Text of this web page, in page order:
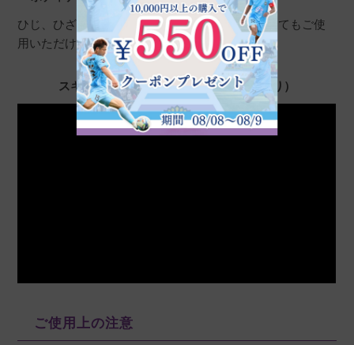
ひじ、ひざ、かかと、背中などボディソープとしてもご使
用いただけます。
スキンピールバーのご使用方法（音声あり）
ご使用上の注意